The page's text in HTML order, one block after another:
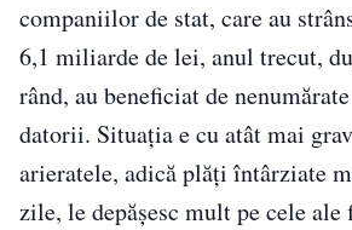
companiilor de stat, care au
6,1 miliarde de lei, anul trecut,
rând, au beneficiat de
datorii. Situaţia e cu atât mai
arieratele, adică plăţi întârziate
zile, le depăşesc mult pe cele